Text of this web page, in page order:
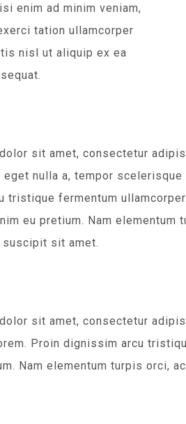
enim ad minim veniam,
tation ullamcorper
nisl ut aliquip ex ea
sit amet, consectetur
eget nulla a, tempor scelerisque
tristique fermentum
eu pretium. Nam elementum
sit amet.
sit amet, consectetur
Proin dignissim arcu
Nam elementum turpis orci,